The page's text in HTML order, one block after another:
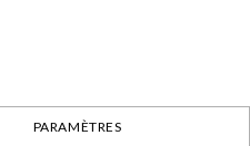
PARAMÈTRES